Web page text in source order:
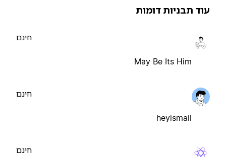
תבניות דומות
May Be Its Him
heyismail